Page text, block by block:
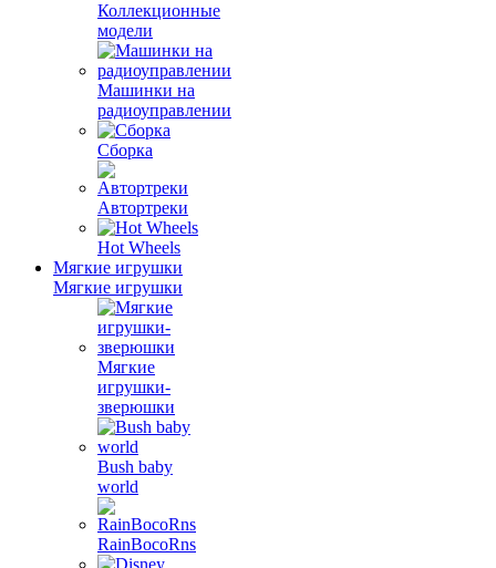
Коллекционные
модели
Машинки на
радиоуправлении
Сборка
Автортреки
Hot Wheels
Мягкие игрушки
Мягкие игрушки
Мягкие
игрушки-
зверюшки
Bush baby
world
RainBocoRns